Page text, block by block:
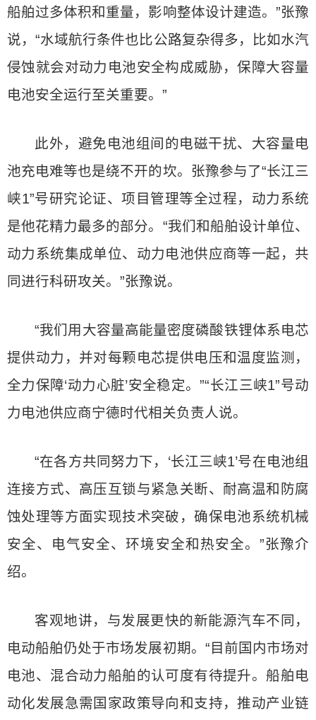
船舶过多体积和重量，影响整体设计建造。”张豫
说，“水域航行条件也比公路复杂得多，比如水汽
侵蚀就会对动力电池安全构成威胁，保障大容量
电池安全运行至关重要。”
此外，避免电池组间的电磁干扰、大容量电
池充电难等也是绕不开的坎。张豫参与了“长江三
峡1”号研究论证、项目管理等全过程，动力系统
是他花精力最多的部分。“我们和船舶设计单位、
动力系统集成单位、动力电池供应商等一起，共
同进行科研攻关。”张豫说。
“我们用大容量高能量密度磷酸铁锂体系电芯
提供动力，并对每颗电芯提供电压和温度监测，
全力保障‘动力心脏’安全稳定。”“长江三峡1”号动
力电池供应商宁德时代相关负责人说。
“在各方共同努力下，‘长江三峡1’号在电池组
连接方式、高压互锁与紧急关断、耐高温和防腐
蚀处理等方面实现技术突破，确保电池系统机械
安全、电气安全、环境安全和热安全。”张豫介
绍。
客观地讲，与发展更快的新能源汽车不同，
电动船舶仍处于市场发展初期。“目前国内市场对
电池、混合动力船舶的认可度有待提升。船舶电
动化发展急需国家政策导向和支持，推动产业链